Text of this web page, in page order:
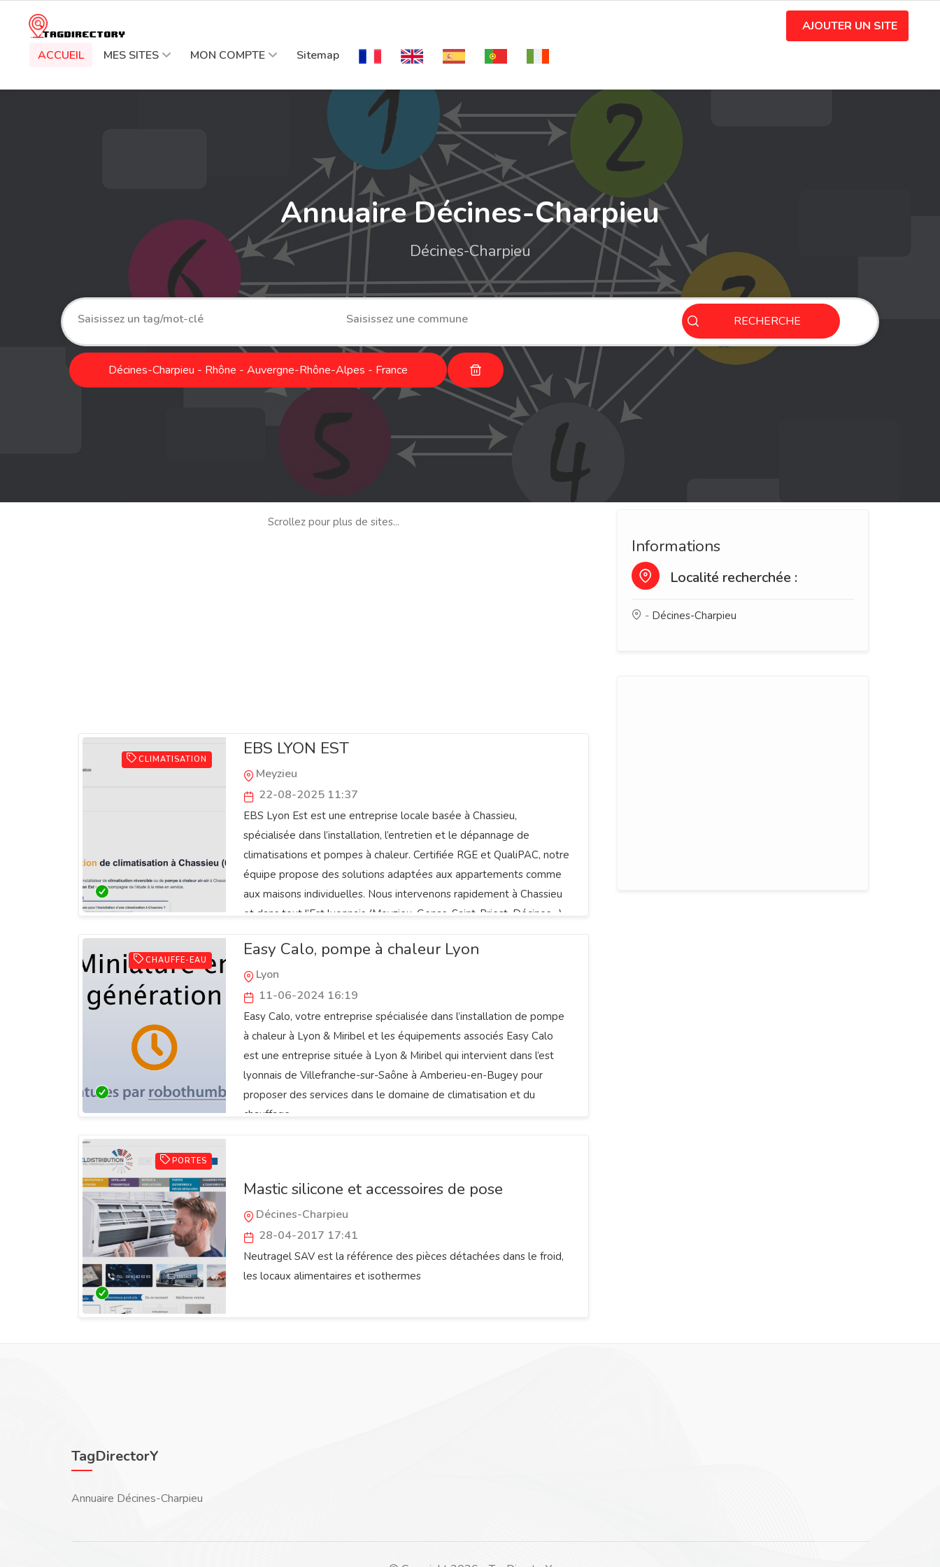
ACCUEIL MES SITES MON COMPTE Sitemap
AJOUTER UN SITE
Annuaire Décines-Charpieu
Décines-Charpieu
RECHERCHE
Décines-Charpieu - Rhône - Auvergne-Rhône-Alpes - France
Scrollez pour plus de sites...
CLIMATISATION
EBS LYON EST
Meyzieu
22-08-2025 11:37
EBS Lyon Est est une entreprise locale basée à Chassieu,
spécialisée dans l’installation, l’entretien et le dépannage de
climatisations et pompes à chaleur. Certifiée RGE et QualiPAC, notre
équipe propose des solutions adaptées aux appartements comme
aux maisons individuelles. Nous intervenons rapidement à Chassieu
et dans tout l’Est lyonnais (Meyzieu, Genas, Saint-Priest, Décines…).
CHAUFFE-EAU
Easy Calo, pompe à chaleur Lyon
Lyon
11-06-2024 16:19
Easy Calo, votre entreprise spécialisée dans l’installation de pompe
à chaleur à Lyon & Miribel et les équipements associés Easy Calo
est une entreprise située à Lyon & Miribel qui intervient dans l’est
lyonnais de Villefranche-sur-Saône à Amberieu-en-Bugey pour
proposer des services dans le domaine de climatisation et du
chauffage.
PORTES
Mastic silicone et accessoires de pose
Décines-Charpieu
28-04-2017 17:41
Neutragel SAV est la référence des pièces détachées dans le froid,
les locaux alimentaires et isothermes
Informations
Localité recherchée :
- Décines-Charpieu
TagDirectorY
Annuaire Décines-Charpieu